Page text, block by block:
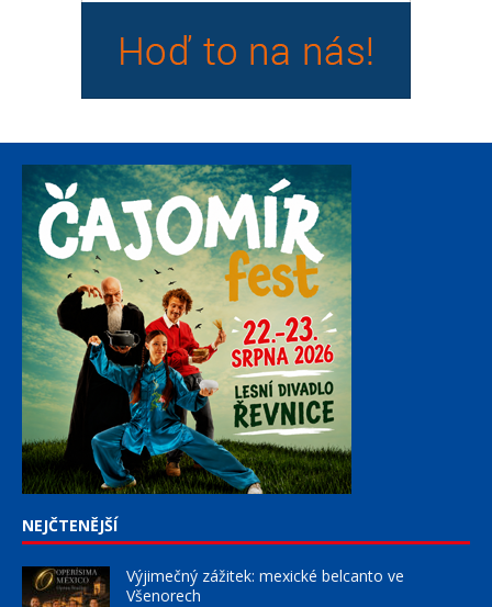
NEJČTENĚJŠÍ
Výjimečný zážitek: mexické belcanto ve
Všenorech